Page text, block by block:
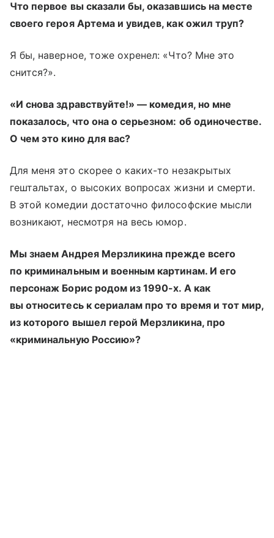
Что первое вы сказали бы, оказавшись на месте
своего героя Артема и увидев, как ожил труп?
Я бы, наверное, тоже охренел: «Что? Мне это
снится?».
«И снова здравствуйте!» — комедия, но мне
показалось, что она о серьезном: об одиночестве.
О чем это кино для вас?
Для меня это скорее о каких-то незакрытых
гештальтах, о высоких вопросах жизни и смерти.
В этой комедии достаточно философские мысли
возникают, несмотря на весь юмор.
Мы знаем Андрея Мерзликина прежде всего
по криминальным и военным картинам. И его
персонаж Борис родом из 1990-х. А как
вы относитесь к сериалам про то время и тот мир,
из которого вышел герой Мерзликина, про
«криминальную Россию»?